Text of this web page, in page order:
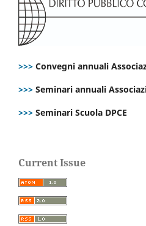
>>> Convegni annuali
>>> Seminari annuali
>>> Seminari Scuola DPCE
Current Issue